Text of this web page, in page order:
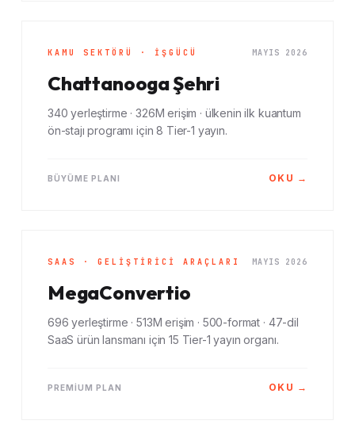
KAMU SEKTÖRÜ · İŞGÜCÜ MAYIS 2026
Chattanooga Şehri
340 yerleştirme · 326M erişim · ülkenin ilk kuantum
ön-stajı programı için 8 Tier-1 yayın.
BÜYÜME PLANI OKU →
SAAS · GELIŞTIRICI ARAÇLARI MAYIS 2026
MegaConvertio
696 yerleştirme · 513M erişim · 500-format · 47-dil
SaaS ürün lansmanı için 15 Tier-1 yayın organı.
PREMIUM PLAN OKU →